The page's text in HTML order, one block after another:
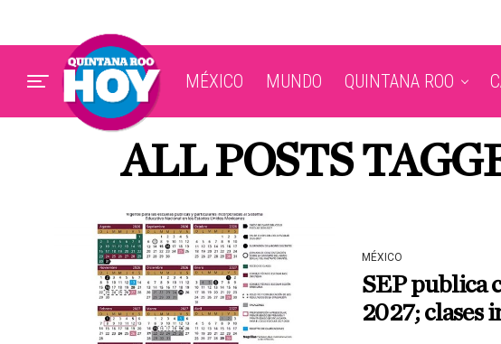
MÉXICO MUNDO QUINTANA ROO
ALL POSTS
MÉXICO
SEP publica
2027; clases